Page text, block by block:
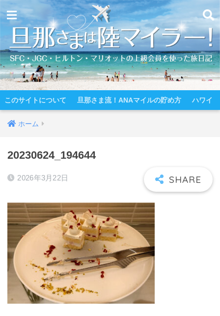
このサイトについて 旦那さま流！ANAマイルの貯め方 ハワイ
ホーム
20230624_194644
2026年3月22日